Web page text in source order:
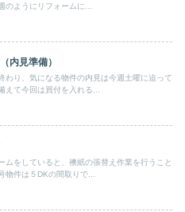
のようにリフォームに...
内見準備）
わり、気になる物件の内見は今週土曜に迫って
えて今回は買付を入れる...
ムをしていると、襖紙の張替え作業を行うこと
物件は５DKの間取りで...